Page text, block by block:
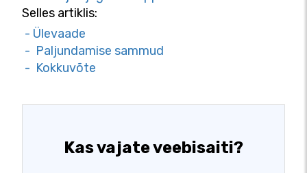
Selles artiklis:
- Ülevaade
- Paljundamise sammud
- Kokkuvõte
Kas vajate veebisaiti?